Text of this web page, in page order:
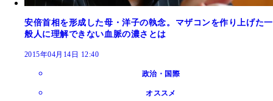
安倍首相を形成した母・洋子の執念。マザコンを作り上げた一
般人に理解できない血脈の濃さとは
2015年04月14日 12:40
政治・国際
オススメ